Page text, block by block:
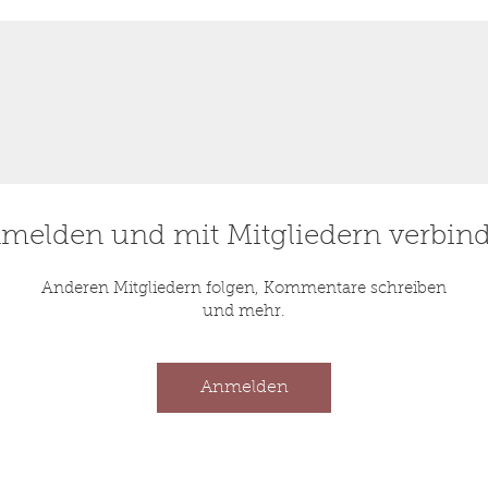
und mit Mitgliedern
Anderen Mitgliedern folgen, Kommentare schreiben
und mehr.
Anmelden